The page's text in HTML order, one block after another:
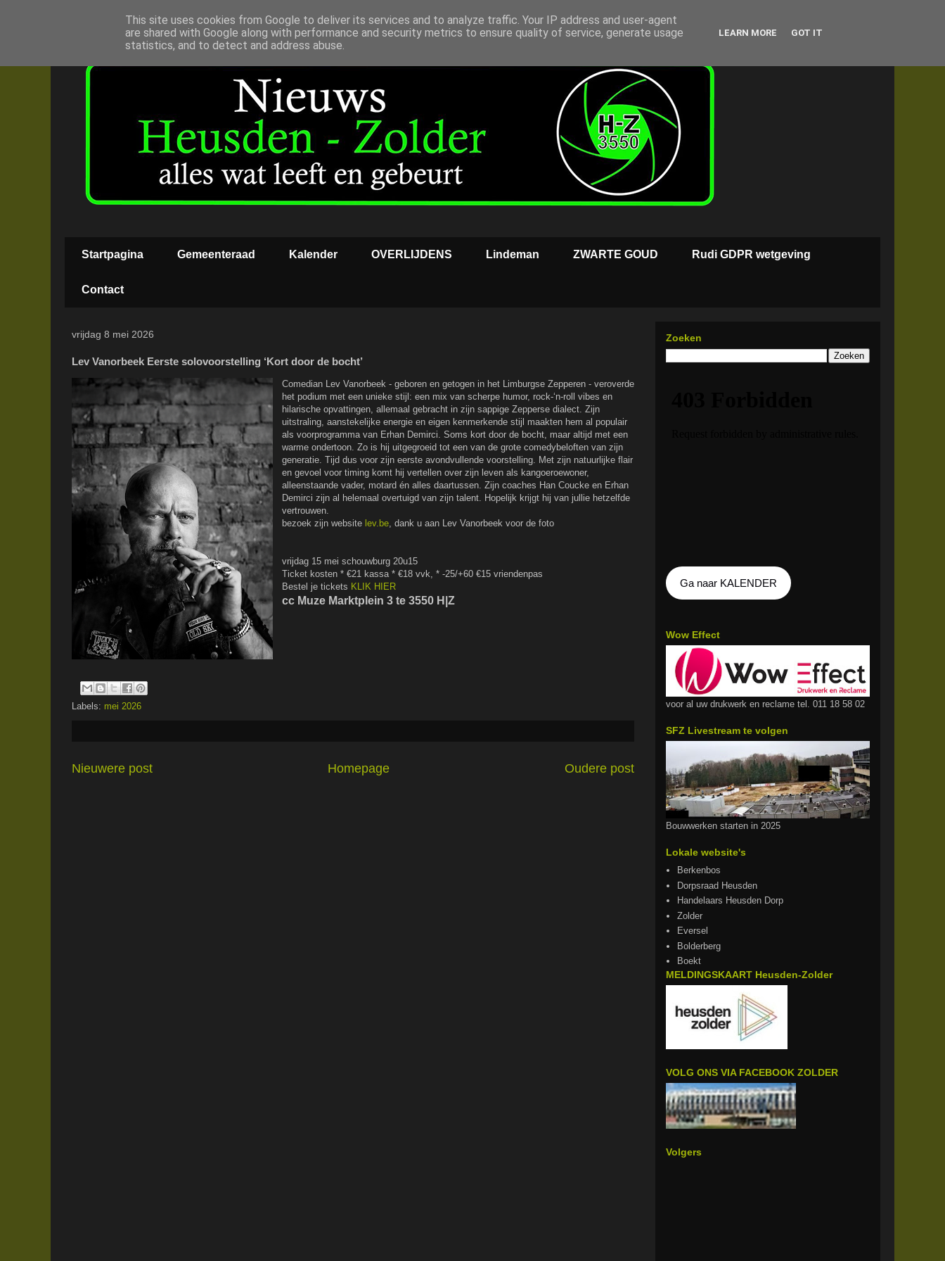
Startpagina Gemeenteraad Kalender OVERLIJDENS Lindeman ZWARTE GOUD Rudi GDPR wetgeving
Contact
vrijdag 8 mei 2026
Lev Vanorbeek Eerste solovoorstelling ‘Kort door de bocht’
Comedian Lev Vanorbeek - geboren en getogen in het Limburgse Zepperen - veroverde
het podium met een unieke stijl: een mix van scherpe humor, rock-‘n-roll vibes en
hilarische opvattingen, allemaal gebracht in zijn sappige Zepperse dialect. Zijn
uitstraling, aanstekelijke energie en eigen kenmerkende stijl maakten hem al populair
als voorprogramma van Erhan Demirci. Soms kort door de bocht, maar altijd met een
warme ondertoon. Zo is hij uitgegroeid tot een van de grote comedybeloften van zijn
generatie. Tijd dus voor zijn eerste avondvullende voorstelling. Met zijn natuurlijke flair
en gevoel voor timing komt hij vertellen over zijn leven als kangoeroewoner,
alleenstaande vader, motard én alles daartussen. Zijn coaches Han Coucke en Erhan
Demirci zijn al helemaal overtuigd van zijn talent. Hopelijk krijgt hij van jullie hetzelfde
vertrouwen.
bezoek zijn website lev.be, dank u aan Lev Vanorbeek voor de foto
vrijdag 15 mei schouwburg 20u15
Ticket kosten * €21 kassa * €18 vvk, * -25/+60 ​ €15 vriendenpas
Bestel je tickets KLIK HIER
cc Muze Marktplein 3 te 3550 H|Z
Labels: mei 2026
Nieuwere post Oudere post
Homepage
Zoeken
Ga naar KALENDER
Wow Effect
voor al uw drukwerk en reclame tel. 011 18 58 02
SFZ Livestream te volgen
Bouwwerken starten in 2025
Lokale website's
Berkenbos
Dorpsraad Heusden
Handelaars Heusden Dorp
Zolder
Eversel
Bolderberg
Boekt
MELDINGSKAART Heusden-Zolder
VOLG ONS VIA FACEBOOK ZOLDER
Volgers
This site uses cookies from Google to deliver its services and to analyze traffic. Your IP address and user-agent
are shared with Google along with performance and security metrics to ensure quality of service, generate usage
statistics, and to detect and address abuse.
LEARN MORE GOT IT